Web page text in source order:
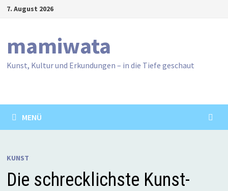
Zum7. August 2026
mamiwata
Kunst, Kultur und Erkundungen – in die Tiefe geschaut
MENÜ
KUNST
Die schrecklichste Kunst-